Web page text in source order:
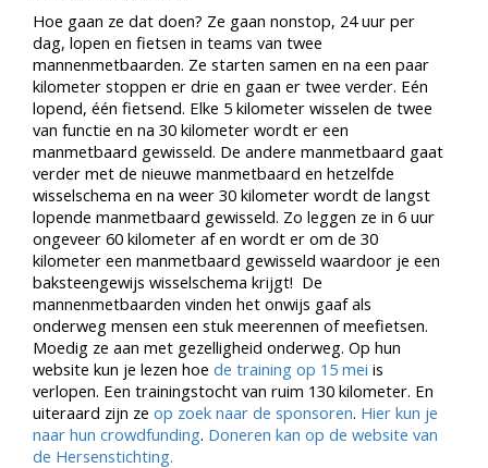
Hoe gaan ze dat doen? Ze gaan nonstop, 24 uur per
dag, lopen en fietsen in teams van twee
mannenmetbaarden. Ze starten samen en na een paar
kilometer stoppen er drie en gaan er twee verder. Eén
lopend, één fietsend. Elke 5 kilometer wisselen de twee
van functie en na 30 kilometer wordt er een
manmetbaard gewisseld. De andere manmetbaard gaat
verder met de nieuwe manmetbaard en hetzelfde
wisselschema en na weer 30 kilometer wordt de langst
lopende manmetbaard gewisseld. Zo leggen ze in 6 uur
ongeveer 60 kilometer af en wordt er om de 30
kilometer een manmetbaard gewisseld waardoor je een
baksteengewijs wisselschema krijgt! De
mannenmetbaarden vinden het onwijs gaaf als
onderweg mensen een stuk meerennen of meefietsen.
Moedig ze aan met gezelligheid onderweg. Op hun
website kun je lezen hoe de training op 15 mei is
verlopen. Een trainingstocht van ruim 130 kilometer. En
uiteraard zijn ze op zoek naar de sponsoren. Hier kun je
naar hun crowdfunding. Doneren kan op de website van
de Hersenstichting.